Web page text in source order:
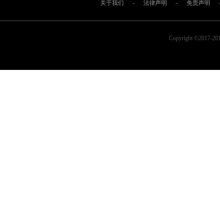
关于我们 - 法律声明 - 免责声明
Copyright ©2017-